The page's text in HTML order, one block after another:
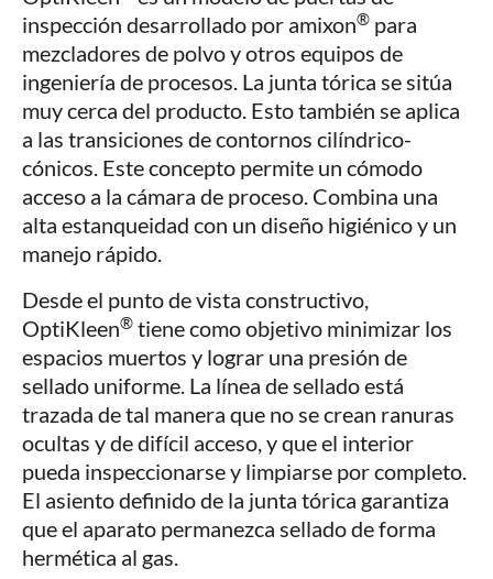
inspección desarrollado por amixon® para
mezcladores de polvo y otros equipos de
ingeniería de procesos. La junta tórica se sitúa
muy cerca del producto. Esto también se aplica
a las transiciones de contornos cilíndrico-
cónicos. Este concepto permite un cómodo
acceso a la cámara de proceso. Combina una
alta estanqueidad con un diseño higiénico y un
manejo rápido.
Desde el punto de vista constructivo,
OptiKleen® tiene como objetivo minimizar los
espacios muertos y lograr una presión de
sellado uniforme. La línea de sellado está
trazada de tal manera que no se crean ranuras
ocultas y de difícil acceso, y que el interior
pueda inspeccionarse y limpiarse por completo.
El asiento definido de la junta tórica garantiza
que el aparato permanezca sellado de forma
hermética al gas.